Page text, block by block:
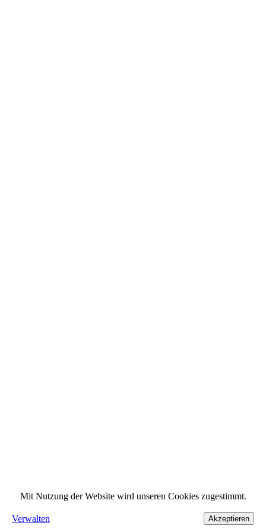
Mit Nutzung der Website wird unseren Cookies zugestimmt.
Verwalten Akzeptieren